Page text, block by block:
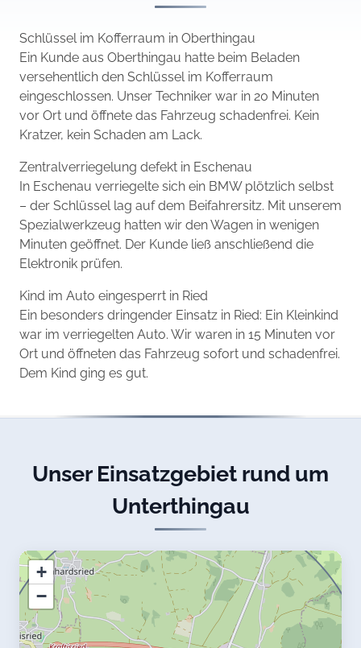
Schlüssel im Kofferraum in Oberthingau
Ein Kunde aus Oberthingau hatte beim Beladen
versehentlich den Schlüssel im Kofferraum
eingeschlossen. Unser Techniker war in 20 Minuten
vor Ort und öffnete das Fahrzeug schadenfrei. Kein
Kratzer, kein Schaden am Lack.
Zentralverriegelung defekt in Eschenau
In Eschenau verriegelte sich ein BMW plötzlich selbst
– der Schlüssel lag auf dem Beifahrersitz. Mit unserem
Spezialwerkzeug hatten wir den Wagen in wenigen
Minuten geöffnet. Der Kunde ließ anschließend die
Elektronik prüfen.
Kind im Auto eingesperrt in Ried
Ein besonders dringender Einsatz in Ried: Ein Kleinkind
war im verriegelten Auto. Wir waren in 15 Minuten vor
Ort und öffneten das Fahrzeug sofort und schadenfrei.
Dem Kind ging es gut.
Unser Einsatzgebiet rund um
Unterthingau
+
−